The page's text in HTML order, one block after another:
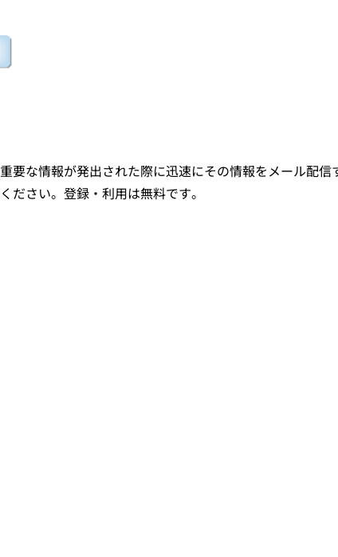
要な情報が発出された際に迅速にその情報をメール配信
ださい。登録・利用は無料です。